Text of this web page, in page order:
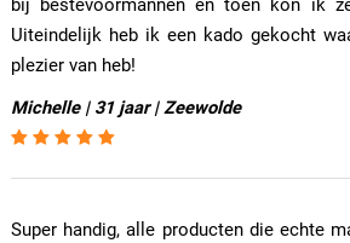
bij bestevoormannen en toen kon ik
Uiteindelijk heb ik een kado gekocht
plezier van heb!
Michelle | 31 jaar | Zeewolde
Super handig, alle producten die echte